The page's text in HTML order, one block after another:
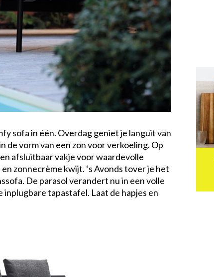
sofa in één. Overdag geniet je languit van
de vorm van een zon voor verkoeling. Op
afsluitbaar vakje voor waardevolle
zonnecrème kwijt. ‘s Avonds tover je het
De parasol verandert nu in een volle
tapastafel. Laat de hapjes en